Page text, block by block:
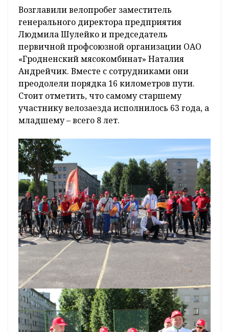
Возглавили велопробег заместитель
генерального директора предприятия
Людмила Шулейко и председатель
первичной профсоюзной организации ОАО
«Гродненский мясокомбинат» Наталия
Андрейчик. Вместе с сотрудниками они
преодолели порядка 16 километров пути.
Стоит отметить, что самому старшему
участнику велозаезда исполнилось 63 года, а
младшему – всего 8 лет.